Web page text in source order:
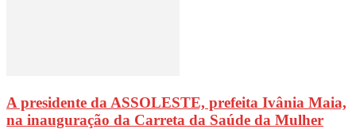
A presidente da ASSOLESTE, prefeita Ivânia Maia,
na inauguração da Carreta da Saúde da Mulher